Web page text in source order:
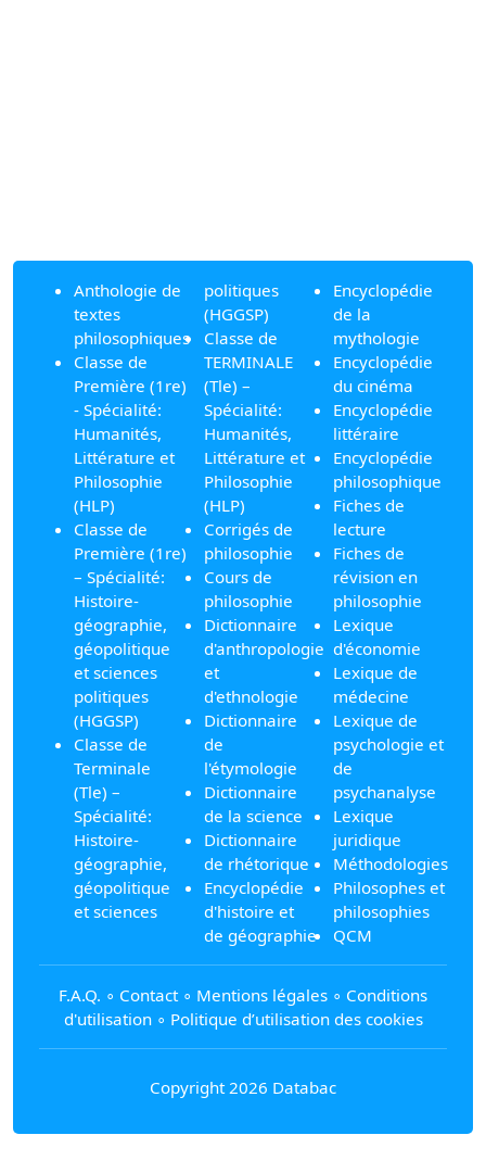
Anthologie de
textes
philosophiques
Classe de
Première (1re)
- Spécialité:
Humanités,
Littérature et
Philosophie
(HLP)
Classe de
Première (1re)
– Spécialité:
Histoire-
géographie,
géopolitique
et sciences
politiques
(HGGSP)
Classe de
Terminale
(Tle) –
Spécialité:
Histoire-
géographie,
géopolitique
et sciences
politiques
(HGGSP)
Classe de
TERMINALE
(Tle) –
Spécialité:
Humanités,
Littérature et
Philosophie
(HLP)
Corrigés de
philosophie
Cours de
philosophie
Dictionnaire
d'anthropologie
et
d'ethnologie
Dictionnaire
de
l'étymologie
Dictionnaire
de la science
Dictionnaire
de rhétorique
Encyclopédie
d'histoire et
de géographie
Encyclopédie
de la
mythologie
Encyclopédie
du cinéma
Encyclopédie
littéraire
Encyclopédie
philosophique
Fiches de
lecture
Fiches de
révision en
philosophie
Lexique
d'économie
Lexique de
médecine
Lexique de
psychologie et
de
psychanalyse
Lexique
juridique
Méthodologies
Philosophes et
philosophies
QCM
F.A.Q. ∘ Contact∘ Mentions légales ∘ Conditions
d'utilisation∘ Politique d’utilisation des cookies
Copyright 2026 Databac